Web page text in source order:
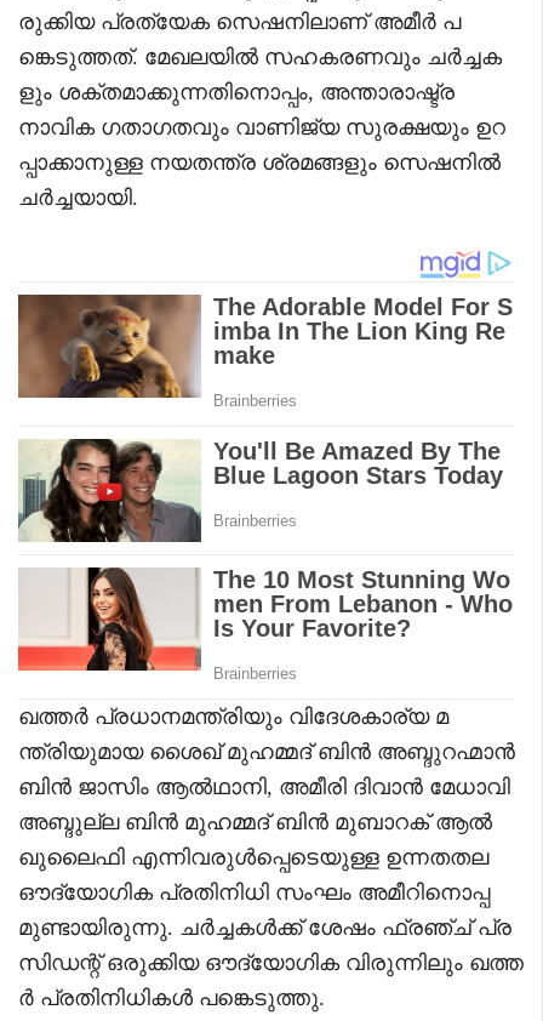
രുക്കിയ പ്രത്യേക സെഷനിലാണ് അമീർ പ
ങ്കെടുത്തത്. മേഖലയിൽ സഹകരണവും ചർച്ചക
ളും ശക്തമാക്കുന്നതിനൊപ്പം, അന്താരാഷ്ട്ര
നാവിക ഗതാഗതവും വാണിജ്യ സുരക്ഷയും ഉറ
പ്പാക്കാനുള്ള നയതന്ത്ര ശ്രമങ്ങളും സെഷനിൽ
ചർച്ചയായി.
ഖത്തർ പ്രധാനമന്ത്രിയും വിദേശകാര്യ മ
ന്ത്രിയുമായ ശൈഖ് മുഹമ്മദ് ബിൻ അബ്ദുറഹ്മാൻ
ബിൻ ജാസിം ആൽഥാനി, അമീരി ദിവാൻ മേധാവി
അബ്ദുല്ല ബിൻ മുഹമ്മദ് ബിൻ മുബാറക് ആൽ
ഖുലൈഫി എന്നിവരുൾപ്പെടെയുള്ള ഉന്നതതല
ഔദ്യോഗിക പ്രതിനിധി സംഘം അമീറിനൊപ്പ
മുണ്ടായിരുന്നു. ചർച്ചകൾക്ക് ശേഷം ഫ്രഞ്ച് പ്ര
സിഡന്റ് ഒരുക്കിയ ഔദ്യോഗിക വിരുന്നിലും ഖത്ത
ർ പ്രതിനിധികൾ പങ്കെടുത്തു.